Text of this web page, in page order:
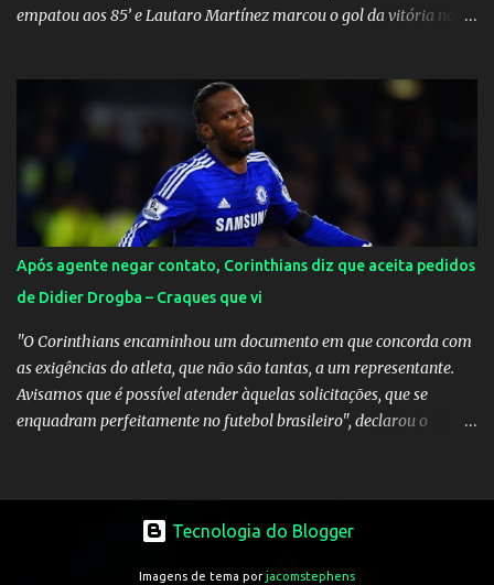
empatou aos 85’ e Lautaro Martínez marcou o gol da vitória nos
Inglaterra durante o jogo.
Após agente negar contato, Corinthians diz que aceita pedidos
de Didier Drogba – Craques que vi
"O Corinthians encaminhou um documento em que concorda com
as exigências do atleta, que não são tantas, a um representante.
Avisamos que é possível atender àquelas solicitações, que se
enquadram perfeitamente no futebol brasileiro", declarou o
empresário do marfinense disse que nunca houve negociação com
o clube paulista. "Nós jamais estivemos em contato com o
Tcherno Seydi, ao jornal francês L'Équipe. Inicialmente, Adauto
Tecnologia do Blogger
Imagens de tema porjacomstephens